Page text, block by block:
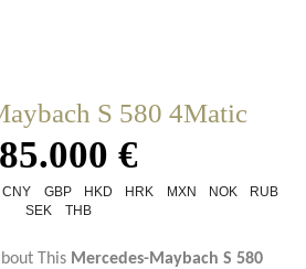
S 580 4Matic
€
CNY GBP HKD HRK MXN NOK
RUB
SEK
THB
This Mercedes-Maybach S 580